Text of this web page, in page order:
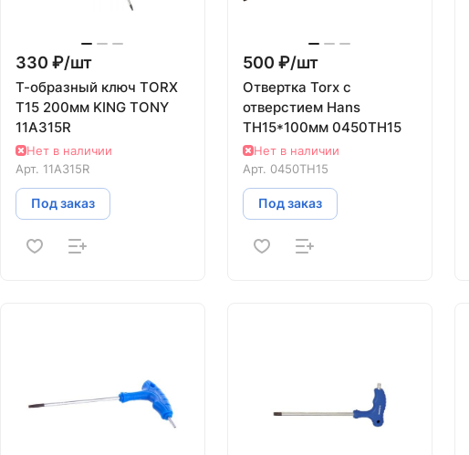
330 ₽/шт
Т-образный ключ TORX
T15 200мм KING TONY
11A315R
Нет в наличии
Арт. 11A315R
Под заказ
500 ₽/шт
Отвертка Torx с
отверстием Hans
TH15*100мм 0450TH15
Нет в наличии
Арт. 0450TH15
Под заказ